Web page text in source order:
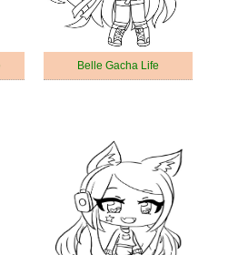
Belle Gacha Life